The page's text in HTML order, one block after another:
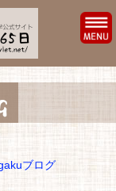
ブログ